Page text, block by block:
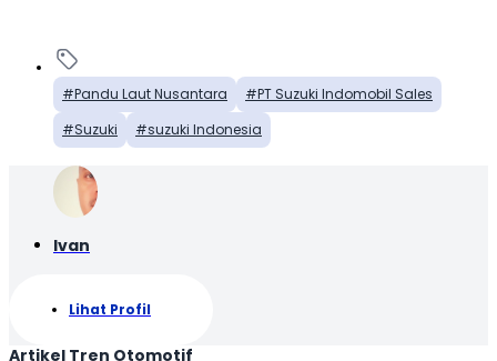
Pandu Laut Nusantara
PT Suzuki Indomobil Sales
Suzuki
suzuki Indonesia
Ivan
Lihat Profil
Artikel Tren Otomotif